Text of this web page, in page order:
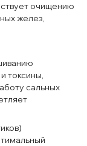
очищению
желез,
токсины,
сальных